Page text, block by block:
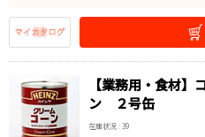
【業務用・食材】
ン ２号缶
在庫状況 : 39